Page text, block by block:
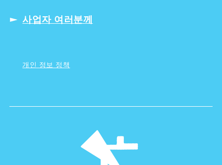
사업자 여러분께
개인 정보 정책